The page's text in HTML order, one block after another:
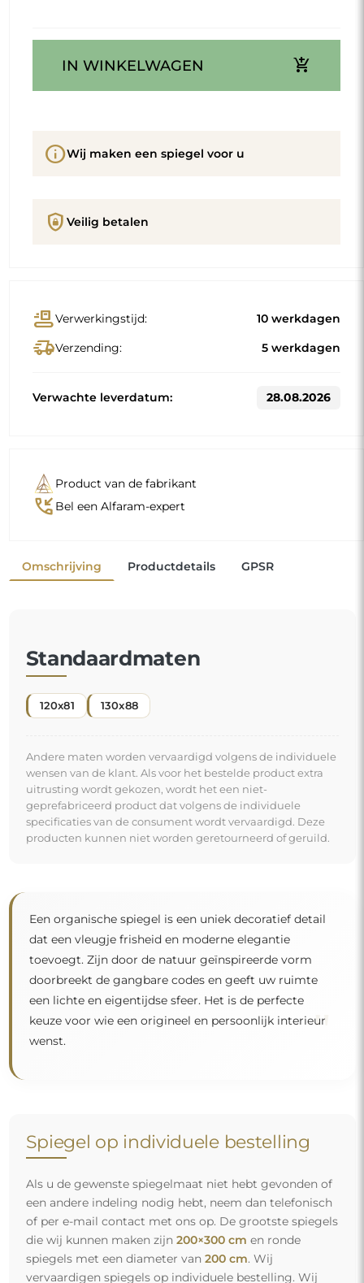
IN WINKELWAGEN add_shopping_cart
infoWij maken een spiegel voor u
shield_lock Veilig betalen
conveyor_beltVerwerkingstijd: 10 werkdagen
delivery_truck_speedVerzending: 5 werkdagen
Verwachte leverdatum: 28.08.2026
Product van de fabrikant
phone_callback Bel een Alfaram-expert
Omschrijving Productdetails GPSR
Standaardmaten
120x81 130x88
Andere maten worden vervaardigd volgens de individuele
wensen van de klant. Als voor het bestelde product extra
uitrusting wordt gekozen, wordt het een niet-
geprefabriceerd product dat volgens de individuele
specificaties van de consument wordt vervaardigd. Deze
producten kunnen niet worden geretourneerd of geruild.
Een organische spiegel is een uniek decoratief detail
dat een vleugje frisheid en moderne elegantie
toevoegt. Zijn door de natuur geïnspireerde vorm
doorbreekt de gangbare codes en geeft uw ruimte
een lichte en eigentijdse sfeer. Het is de perfecte
keuze voor wie een origineel en persoonlijk interieur
wenst.
"
Spiegel op individuele bestelling
Als u de gewenste spiegelmaat niet hebt gevonden of
een andere indeling nodig hebt, neem dan telefonisch
of per e-mail contact met ons op. De grootste spiegels
die wij kunnen maken zijn 200×300 cm en ronde
spiegels met een diameter van 200 cm. Wij
vervaardigen spiegels op individuele bestelling. Wij